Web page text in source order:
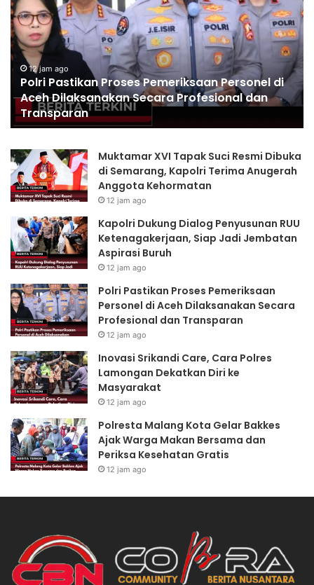
Proses
Pemeriksaan
Personel
di
Aceh
Dilaksanakan
Secara
Profesional
dan
12 jam ago
Polri Pastikan Proses Pemeriksaan Personel di
Aceh Dilaksanakan Secara Profesional dan
Transparan
Muktamar XVI Tapak Suci Resmi Dibuka
di Semarang, Kapolri Terima Anugerah
Anggota Kehormatan
12 jam ago
Kapolri Dukung Dialog Penyusunan RUU
Ketenagakerjaan, Siap Jadi Jembatan
Aspirasi Buruh
12 jam ago
Polri Pastikan Proses Pemeriksaan
Personel di Aceh Dilaksanakan Secara
Profesional dan Transparan
12 jam ago
Inovasi Srikandi Care, Cara Polres
Lamongan Dekatkan Diri ke
Masyarakat
12 jam ago
Polresta Malang Kota Gelar Bakkes
Ajak Warga Makan Bersama dan
Periksa Kesehatan Gratis
12 jam ago